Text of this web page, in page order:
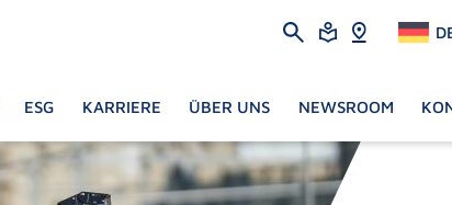
ESG KARRIERE ÜBER UNS NEWSROOM